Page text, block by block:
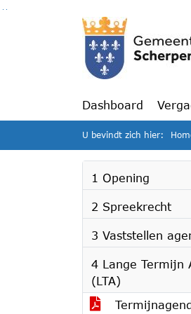
Ga naar de inhoud van deze
Ga naar het zoeken
Ga naar het menu
Dashboard
U bevindt zich hier:
1 Opening
2 Spreekrecht
3 Vaststellen
4 Lange Termijn
(LTA)